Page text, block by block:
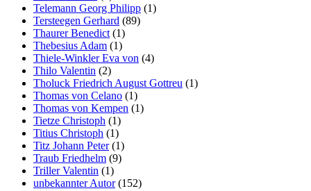
Telemann Georg Philipp (1)
Tersteegen Gerhard (89)
Thaurer Benedict (1)
Thebesius Adam (1)
Thiele-Winkler Eva von (4)
Thilo Valentin (2)
Tholuck Friedrich August Gottreu (1)
Thomas von Celano (1)
Thomas von Kempen (1)
Tietze Christoph (1)
Titius Christoph (1)
Titz Johann Peter(1)
Traub Friedhelm (9)
Triller Valentin (1)
unbekannter Autor(152)